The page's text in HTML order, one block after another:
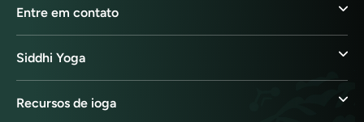
Entre em contato
Siddhi Yoga
Recursos de ioga